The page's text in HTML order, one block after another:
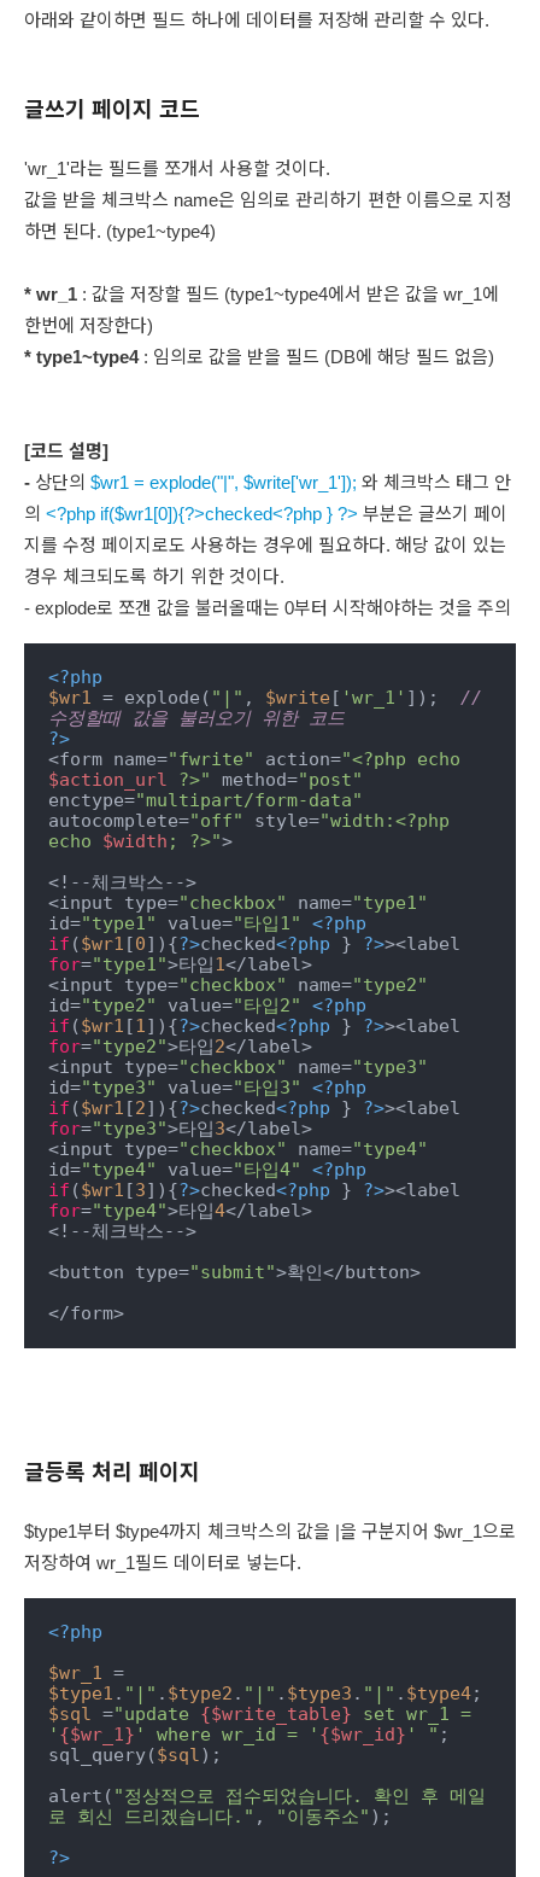
아래와 같이하면 필드 하나에 데이터를 저장해 관리할 수 있다.
글쓰기 페이지 코드
'wr_1'라는 필드를 쪼개서 사용할 것이다.
값을 받을 체크박스 name은 임의로 관리하기 편한 이름으로 지정
하면 된다. (type1~type4)
* wr_1 : 값을 저장할 필드 (type1~type4에서 받은 값을 wr_1에
한번에 저장한다)
* type1~type4: 임의로 값을 받을 필드 (DB에 해당 필드 없음)
[코드 설명]
- 상단의 $wr1 = explode("|", $write['wr_1']); 와 체크박스 태그 안
의 <?php if($wr1[0]){?>checked<?php } ?> 부분은 글쓰기 페이
지를 수정 페이지로도 사용하는 경우에 필요하다. 해당 값이 있는
경우 체크되도록 하기 위한 것이다.
- explode로 쪼갠 값을 불러올때는 0부터 시작해야하는 것을 주의
<?php
$wr1 = explode( "|" , $write [ 'wr_1' ]); //
수정할때 값을 불러오기 위한 코드
?>
<form name="fwrite" action=
$action_url ?>" method="post"
enctype="multipart/form-data"
autocomplete="off" style="width:<?php
echo $width ; ?>">
<!--체크박스-->
<input type="checkbox" name="type1"
id="type1" value="타입1"
<?php
if ($wr1 [0]){?>checked<?php } ?>
for="type1">타입1</label>
<input type="checkbox" name="type2"
id="type2" value="타입2"
<?php
if ($wr1 [1]){?>checked<?php } ?>
for="type2">타입2</label>
<input type="checkbox" name="type3"
id="type3" value="타입3"
<?php
if ($wr1 [2]){?>checked<?php } ?>
for="type3">타입3</label>
<input type="checkbox" name="type4"
id="type4" value="타입4"
<?php
if ($wr1 [3]){?>checked<?php } ?>
for="type4">타입4</label>
<!--체크박스-->
<button type="submit">확인</button>
</form>
글등록 처리 페이지
$type1부터 $type4까지 체크박스의 값을 |을 구분지어 $wr_1으로
저장하여 wr_1필드 데이터로 넣는다.
<?php
$wr_1
$type1 . "|" . $type2 . "|" . $type3 . "|" . $type4
$sql ="update {$write_table} set wr_1 =
' {$wr_1} ' where wr_id = ' {$wr_id} ' " ;
sql_query($sql);
alert( "정상적으로 접수되었습니다. 확인 후 메일
로 회신 드리겠습니다." , "이동주소" );
?>